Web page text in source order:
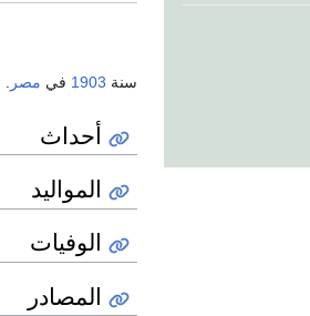
سنة 1903 في مصر
أحداث
المواليد
الوفيات
المصادر